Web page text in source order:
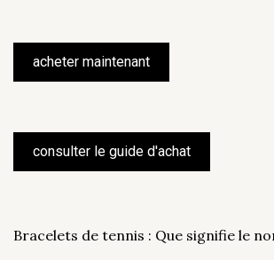
acheter maintenant
consulter le guide d'achat
Bracelets de tennis : Que signifie le